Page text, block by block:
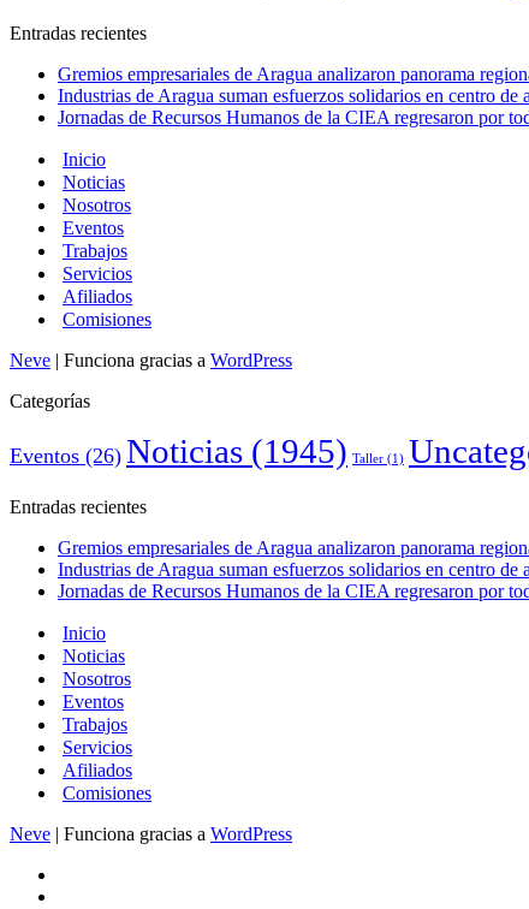
Entradas recientes
Gremios empresariales de Aragua analizaron panorama
Industrias de Aragua suman esfuerzos solidarios en centro de
Jornadas de Recursos Humanos de la CIEA regresaron por
Inicio
Noticias
Nosotros
Eventos
Trabajos
Servicios
Afiliados
Comisiones
Neve | Funciona gracias a WordPress
Categorías
Eventos (26) Noticias (1945) Taller (1)
Entradas recientes
Gremios empresariales de Aragua analizaron panorama
Industrias de Aragua suman esfuerzos solidarios en centro de
Jornadas de Recursos Humanos de la CIEA regresaron por
Inicio
Noticias
Nosotros
Eventos
Trabajos
Servicios
Afiliados
Comisiones
Neve | Funciona gracias a WordPress